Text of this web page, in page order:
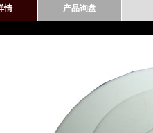
情 产品询盘